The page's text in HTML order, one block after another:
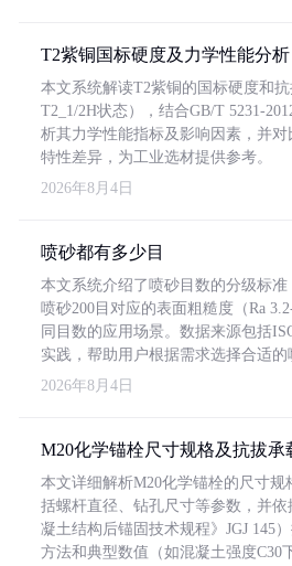
T2紫铜国标硬度及力学性能分析
本文系统解读T2紫铜的国标硬度和
T2_1/2H状态），结合GB/T 5231-
析其力学性能指标及影响因素，并
特性差异，为工业选材提供参考。
2026年8月4日
喷砂都有多少目
本文系统介绍了喷砂目数的分级标
喷砂200目对应的表面粗糙度（Ra
同目数的应用场景。数据来源包括
实践，帮助用户根据需求选择合适的
2026年8月4日
M20化学锚栓尺寸规格及抗拔承
本文详细解析M20化学锚栓的尺寸规
括螺杆直径、钻孔尺寸等参数，并
凝土结构后锚固技术规程》JGJ 145
方法和典型数值（如混凝土强度C30